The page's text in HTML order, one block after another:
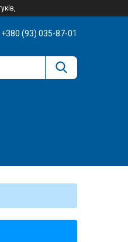
+380 (93) 035-87-01